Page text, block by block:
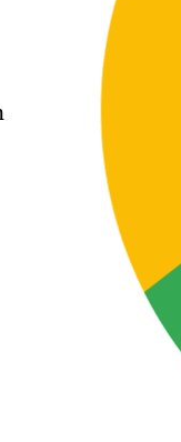
Notas
Mundial 2026